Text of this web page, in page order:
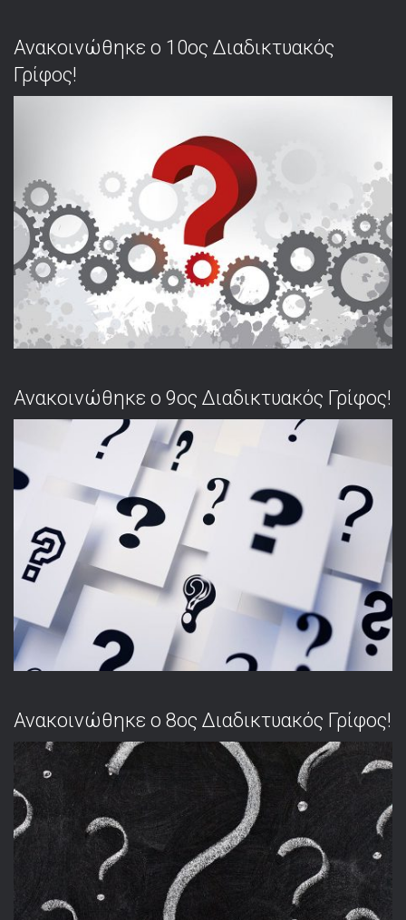
Ανακοινώθηκε ο 10ος Διαδικτυακός
Γρίφος!
Ανακοινώθηκε ο 9ος Διαδικτυακός Γρίφος!
Ανακοινώθηκε ο 8ος Διαδικτυακός Γρίφος!